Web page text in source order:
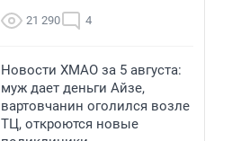
21 290 4
Новости ХМАО за 5 августа:
муж дает деньги Айзе,
вартовчанин оголился возле
ТЦ, откроются новые